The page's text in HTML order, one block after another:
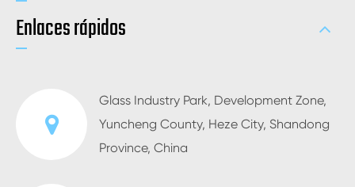
Enlaces rápidos
Glass Industry Park, Development Zone,
Yuncheng County, Heze City, Shandong
Province, China